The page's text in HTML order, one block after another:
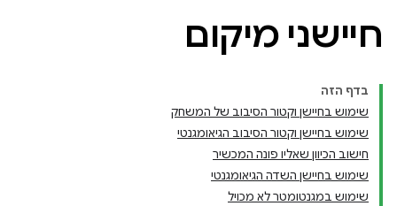
חיישני מיקום
בדף הזה
שימוש בחיישן וקטור הסיבוב של המשחק
שימוש בחיישן וקטור הסיבוב הגיאומגנטי
חישוב הכיוון שאליו פונה המכשיר
שימוש בחיישן השדה הגיאומגנטי
שימוש במגנטומטר לא מכויל